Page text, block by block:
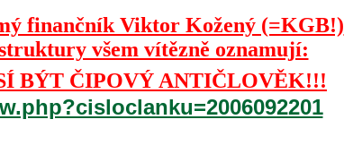
finančník Viktor Kožený (=KGB!)
všem vítězně oznamují:
BÝT ČIPOVÝ ANTIČLOVĚK!!!